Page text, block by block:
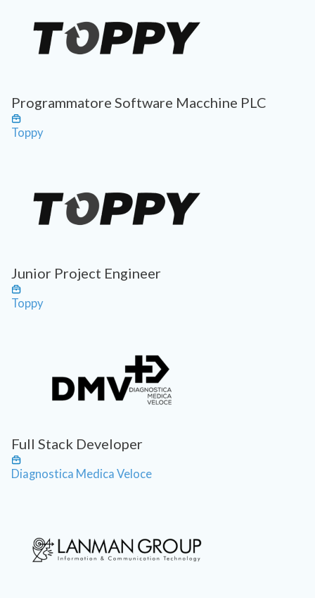
Programmatore Software Macchine PLC
Toppy
Junior Project Engineer
Toppy
Full Stack Developer
Diagnostica Medica Veloce